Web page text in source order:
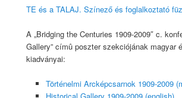
TE és a TALAJ. Színező és foglalkoztató
A „Bridging the Centuries 1909-2009″ c.
Gallery” címû poszter szekciójának magyar
kiadványai:
Történelmi Arcképcsarnok 1909-2009